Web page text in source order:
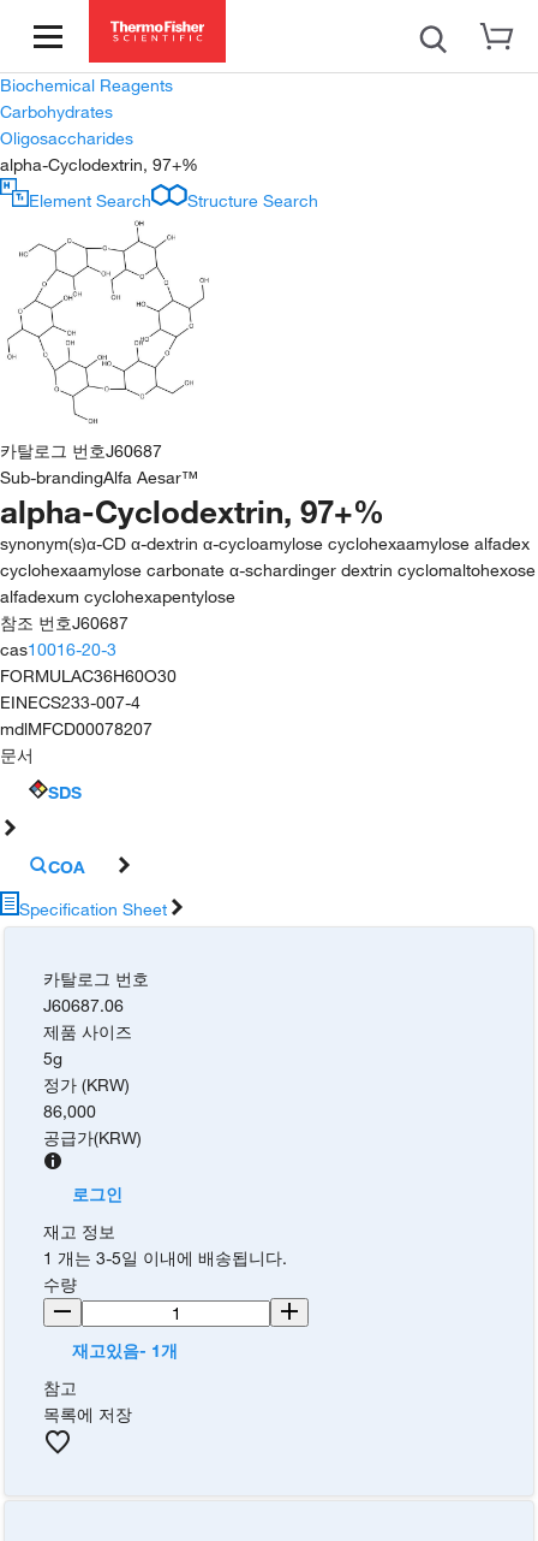
Biochemical Reagents
Carbohydrates
Oligosaccharides
alpha-Cyclodextrin, 97+%
Element Search
Structure Search
카탈로그 번호J60687
Sub-brandingAlfa Aesar™
alpha-Cyclodextrin, 97+%
synonym(s)α-CD α-dextrin α-cycloamylose cyclohexaamylose alfadex
cyclohexaamylose carbonate α-schardinger dextrin cyclomaltohexose
alfadexum cyclohexapentylose
참조 번호J60687
cas10016-20-3
FORMULAC36H60O30
EINECS233-007-4
mdlMFCD00078207
문서
SDS
COA
Specification Sheet
카탈로그 번호
J60687.06
제품 사이즈
5g
정가 (KRW)
86,000
공급가(KRW)
로그인
재고 정보
1 개는 3-5일 이내에 배송됩니다.
수량
재고있음- 1개
참고
목록에 저장